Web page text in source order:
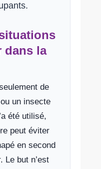
dans la
de
un insecte
été utilisé,
peut éviter
en second
Le but n’est